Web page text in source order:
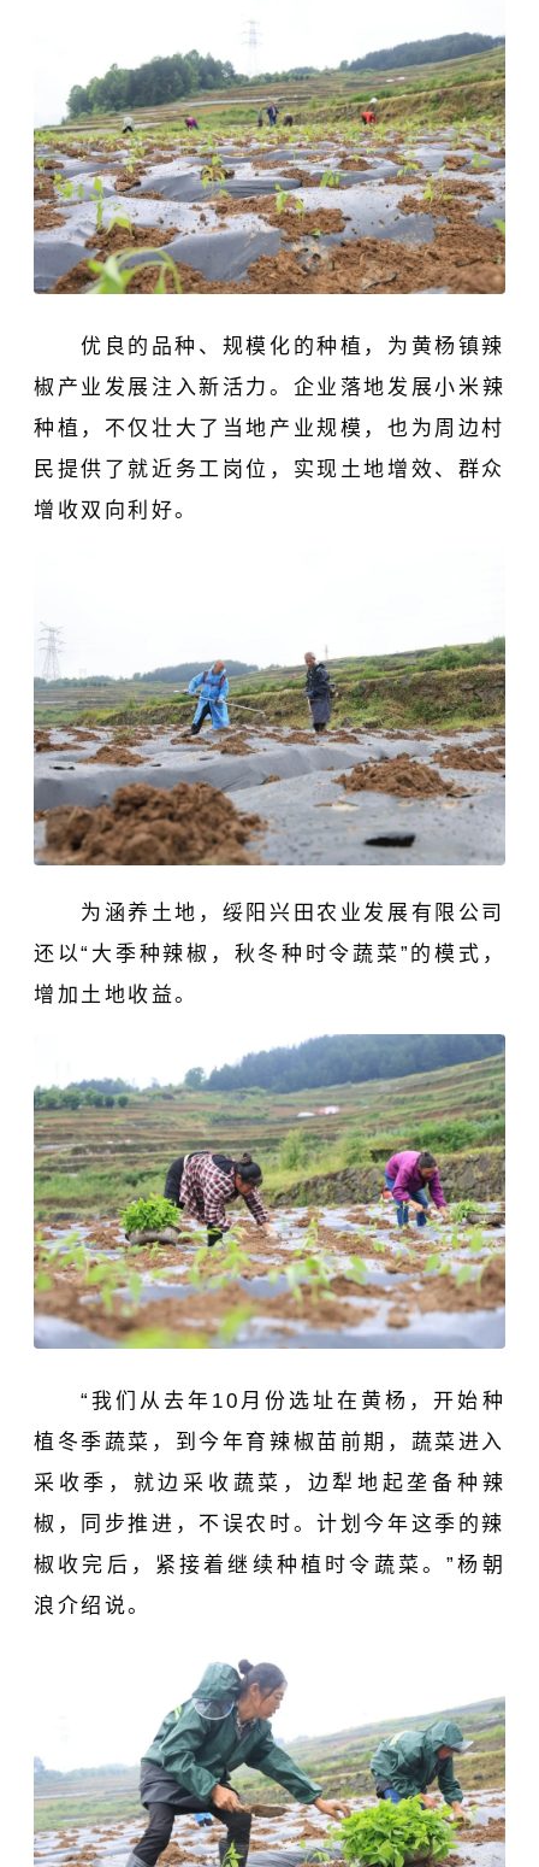
优良的品种、规模化的种植，为黄杨镇辣
椒产业发展注入新活力。企业落地发展小米辣
种植，不仅壮大了当地产业规模，也为周边村
民提供了就近务工岗位，实现土地增效、群众
增收双向利好。
为涵养土地，绥阳兴田农业发展有限公司
还以“大季种辣椒，秋冬种时令蔬菜”的模式，
增加土地收益。
“我们从去年10月份选址在黄杨，开始种
植冬季蔬菜，到今年育辣椒苗前期，蔬菜进入
采收季，就边采收蔬菜，边犁地起垄备种辣
椒，同步推进，不误农时。计划今年这季的辣
椒 收完后 ，紧接着继续种植时令蔬菜。”杨朝
浪介绍说。